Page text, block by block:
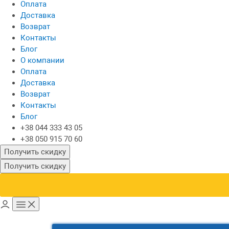
Оплата
Доставка
Возврат
Контакты
Блог
О компании
Оплата
Доставка
Возврат
Контакты
Блог
+38 044 333 43 05
+38 050 915 70 60
Получить скидку
Получить скидку